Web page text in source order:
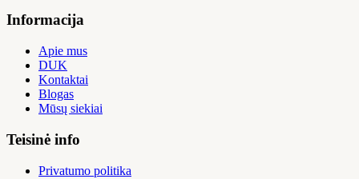
Informacija
Apie mus
DUK
Kontaktai
Blogas
Mūsų siekiai
Teisinė info
Privatumo politika